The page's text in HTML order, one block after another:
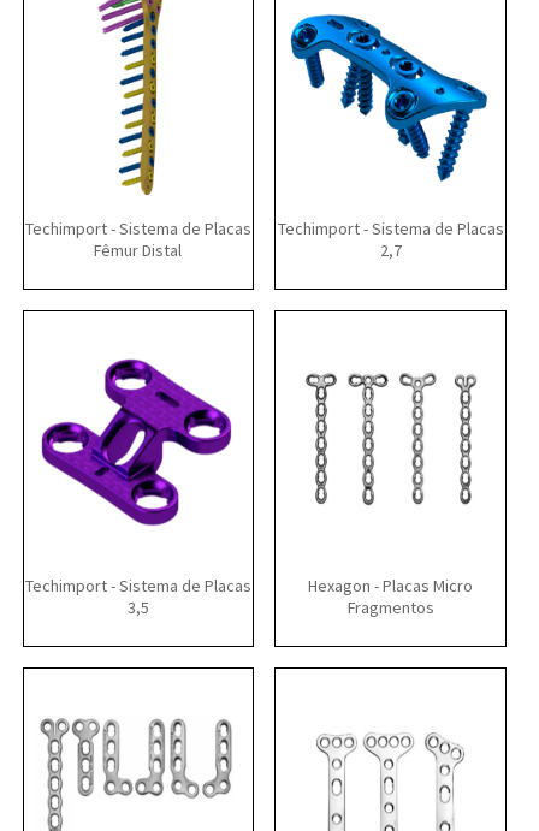
Techimport - Sistema de Placas
Fêmur Distal
Techimport - Sistema de Placas
2,7
Techimport - Sistema de Placas
3,5
Hexagon - Placas Micro
Fragmentos